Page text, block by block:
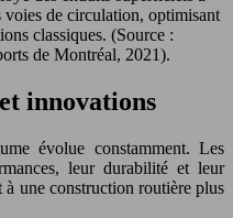
voies de circulation, optimisant
classiques. (Source :
de Montréal, 2021).
innovations
évolue constamment. Les
leur durabilité et leur
une construction routière plus